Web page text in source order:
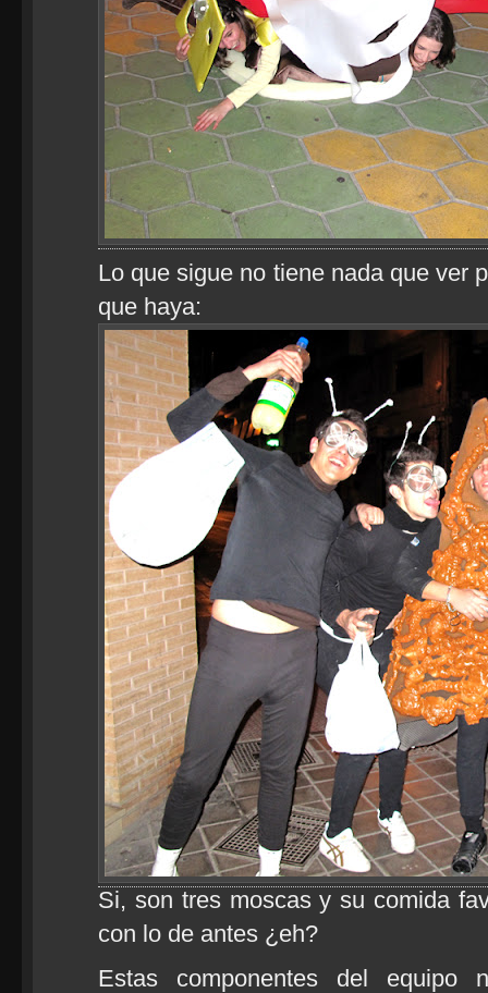
Lo que sigue no tiene nada que ver
que haya:
Si, son tres moscas y su comida
con lo de antes ¿eh?
Estas componentes del equipo